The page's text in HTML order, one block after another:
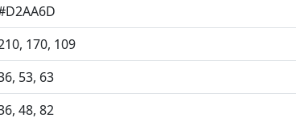
170, 109
53, 63
48, 82